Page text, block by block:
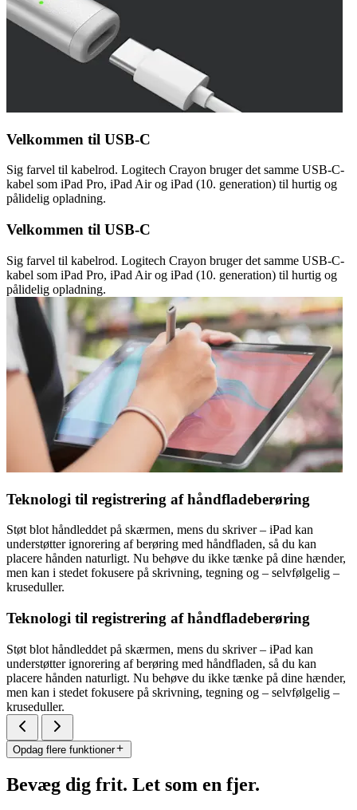
Velkommen til USB-C
Sig farvel til kabelrod. Logitech Crayon bruger det samme USB-C-
kabel som iPad Pro, iPad Air og iPad (10. generation) til hurtig og
pålidelig opladning.
Velkommen til USB-C
Sig farvel til kabelrod. Logitech Crayon bruger det samme USB-C-
kabel som iPad Pro, iPad Air og iPad (10. generation) til hurtig og
pålidelig opladning.
Teknologi til registrering af håndfladeberøring
Støt blot håndleddet på skærmen, mens du skriver – iPad kan
understøtter ignorering af berøring med håndfladen, så du kan
placere hånden naturligt. Nu behøve du ikke tænke på dine hænder,
men kan i stedet fokusere på skrivning, tegning og – selvfølgelig –
kruseduller.
Teknologi til registrering af håndfladeberøring
Støt blot håndleddet på skærmen, mens du skriver – iPad kan
understøtter ignorering af berøring med håndfladen, så du kan
placere hånden naturligt. Nu behøve du ikke tænke på dine hænder,
men kan i stedet fokusere på skrivning, tegning og – selvfølgelig –
kruseduller.
Opdag flere funktioner
Bevæg dig frit. Let som en fjer.